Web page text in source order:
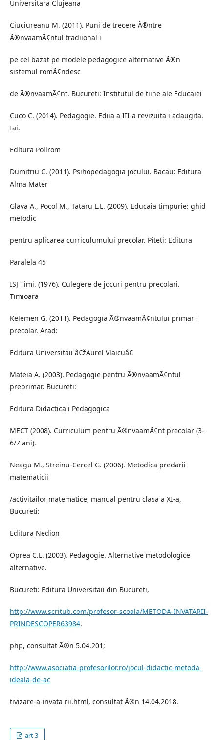
Universitara Clujeana
Ciuciureanu M. (2011). Puni de trecere Ã®ntre
Ã®nvaamÃ¢ntul tradiional i
pe cel bazat pe modele pedagogice alternative Ã®n
sistemul romÃ¢ndesc
de Ã®nvaamÃ¢nt. Bucureti: Institutul de tiine ale Educaiei
Cuco C. (2014). Pedagogie. Ediia a III-a revizuita i adaugita.
Iai:
Editura Polirom
Dumitriu C. (2011). Psihopedagogia jocului. Bacau: Editura
Alma Mater
Glava A., Pocol M., Tataru L.L. (2009). Educaia timpurie: ghid
metodic
pentru aplicarea curriculumului precolar. Piteti: Editura
Paralela 45
ISJ Timi. (1976). Culegere de jocuri pentru precolari.
Timioara
Kelemen G. (2011). Pedagogia Ã®nvaamÃ¢ntului primar i
precolar. Arad:
Editura Universitaii â€žAurel Vlaicuâ€
Mateia A. (2003). Pedagogie pentru Ã®nvaamÃ¢ntul
preprimar. Bucureti:
Editura Didactica i Pedagogica
MECT (2008). Curriculum pentru Ã®nvaamÃ¢nt precolar (3-
6/7 ani).
Neagu M., Streinu-Cercel G. (2006). Metodica predarii
matematicii
/activitailor matematice, manual pentru clasa a XI-a,
Bucureti:
Editura Nedion
Oprea C.L. (2003). Pedagogie. Alternative metodologice
alternative.
Bucureti: Editura Universitaii din Bucureti,
http://www.scritub.com/profesor-scoala/METODA-INVATARII-
PRINDESCOPER63984.
php, consultat Ã®n 5.04.201;
http://www.asociatia-profesorilor.ro/jocul-didactic-metoda-
ideala-de-ac
tivizare-a-invata rii.html, consultat Ã®n 14.04.2018.
art 3